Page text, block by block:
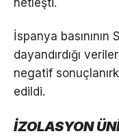
İspanya basınının
dayandırdığı
negatif
edildi.
İZOLASYON